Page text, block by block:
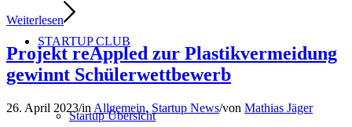
STARTUP CLUB
Startup Übersicht
Weiterlesen
Projekt reAppled zur Plastikvermeidung
gewinnt Schülerwettbewerb
26. April 2023/in Allgemein, Startup News/von Mathias Jäger